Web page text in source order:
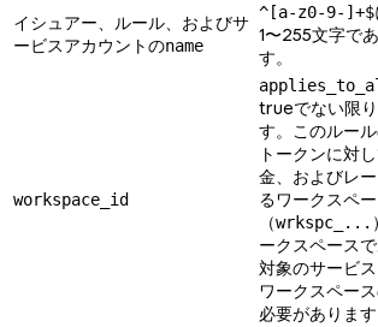
イシュアー、ルール、およびサ
ービスアカウントのname
^[a-z0-9-]+$
1〜255文字で
す。
workspace_id
trueでない限
す。このルー
トークンに対
金、およびレ
るワークスペ
（wrkspc_...
ークスペース
対象のサービ
ワークスペー
必要があります